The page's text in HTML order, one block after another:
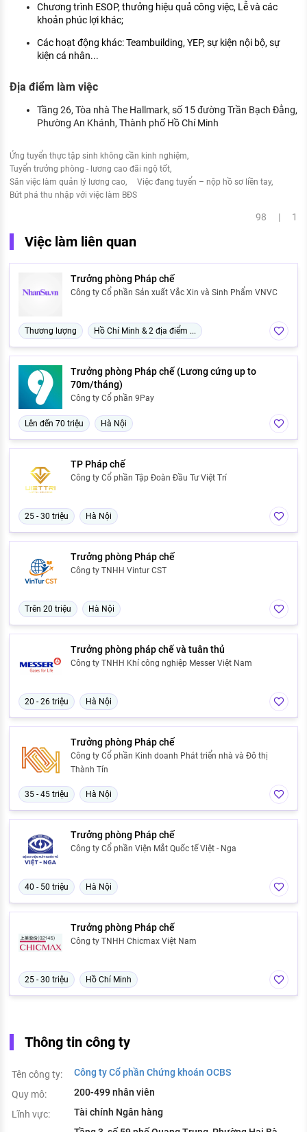
Chương trình ESOP, thưởng hiệu quả công việc, Lễ và các
khoản phúc lợi khác;
Các hoạt động khác: Teambuilding, YEP, sự kiện nội bộ, sự
kiện cá nhân...
Địa điểm làm việc
Tầng 26, Tòa nhà The Hallmark, số 15 đường Trần Bạch Đằng,
Phường An Khánh, Thành phố Hồ Chí Minh
Ứng tuyển thực tập sinh không cần kinh nghiệm
Tuyển trưởng phòng - lương cao đãi ngộ tốt
Săn việc làm quản lý lương cao
Việc đang tuyển – nộp hồ sơ liền tay
Bứt phá thu nhập với việc làm BĐS
98 | 1
Việc làm liên quan
Trưởng phòng Pháp chế
Công ty Cổ phần Sản xuất Vắc Xin và Sinh Phẩm VNVC
Thương lượng Hồ Chí Minh & 2 địa điểm ...
Trưởng phòng Pháp chế (Lương cứng up to
70m/tháng)
Công ty Cổ phần 9Pay
Lên đến 70 triệu Hà Nội
TP Pháp chế
Công ty Cổ phần Tập Đoàn Đầu Tư Việt Trí
25 - 30 triệu Hà Nội
Trưởng phòng Pháp chế
Công ty TNHH Vintur CST
Trên 20 triệu Hà Nội
Trưởng phòng pháp chế và tuân thủ
Công ty TNHH Khí công nghiệp Messer Việt Nam
20 - 26 triệu Hà Nội
Trưởng phòng Pháp chế
Công ty Cổ phần Kinh doanh Phát triển nhà và Đô thị
Thành Tín
35 - 45 triệu Hà Nội
Trưởng phòng Pháp chế
Công ty Cổ phần Viện Mắt Quốc tế Việt - Nga
40 - 50 triệu Hà Nội
Trưởng phòng Pháp chế
Công ty TNHH Chicmax Việt Nam
25 - 30 triệu Hồ Chí Minh
Thông tin công ty
Tên công ty:
Công ty Cổ phần Chứng khoán OCBS
Quy mô:
200-499 nhân viên
Lĩnh vực:
Tài chính Ngân hàng